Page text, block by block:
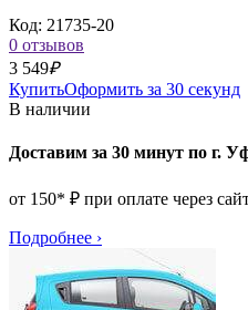
Код: 21735-20
0 отзывов
3 549₽
КупитьОформить за 30 секунд
В наличии
Доставим за 30 минут по г.
от 150* ₽ при оплате через
Подробнее ›